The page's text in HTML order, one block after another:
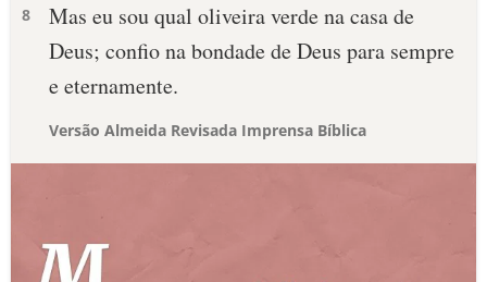
8
Mas eu sou qual oliveira verde na casa de
Deus; confio na bondade de Deus para sempre
e eternamente.
Versão Almeida Revisada Imprensa Bíblica